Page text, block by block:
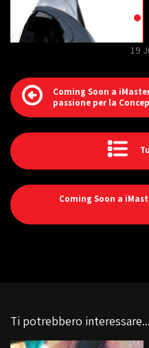
19
Coming Soon a
passione per la
Coming Soon a
Ti potrebbero interessare...